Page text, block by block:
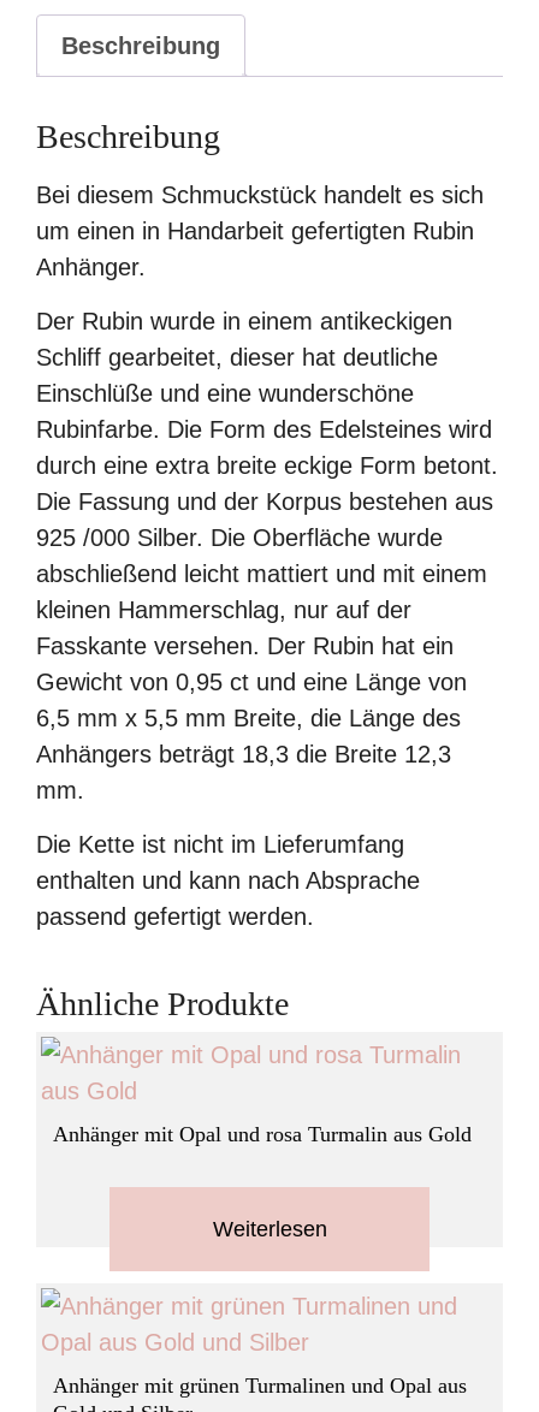
Menge
Beschreibung
Beschreibung
Bei diesem Schmuckstück handelt es sich
um einen in Handarbeit gefertigten Rubin
Anhänger.
Der Rubin wurde in einem antikeckigen
Schliff gearbeitet, dieser hat deutliche
Einschlüße und eine wunderschöne
Rubinfarbe. Die Form des Edelsteines wird
durch eine extra breite eckige Form betont.
Die Fassung und der Korpus bestehen aus
925 /000 Silber. Die Oberfläche wurde
abschließend leicht mattiert und mit einem
kleinen Hammerschlag, nur auf der
Fasskante versehen. Der Rubin hat ein
Gewicht von 0,95 ct und eine Länge von
6,5 mm x 5,5 mm Breite, die Länge des
Anhängers beträgt 18,3 die Breite 12,3
mm.
Die Kette ist nicht im Lieferumfang
enthalten und kann nach Absprache
passend gefertigt werden.
Ähnliche Produkte
Anhänger mit Opal und rosa Turmalin aus Gold
Weiterlesen
Anhänger mit grünen Turmalinen und Opal aus